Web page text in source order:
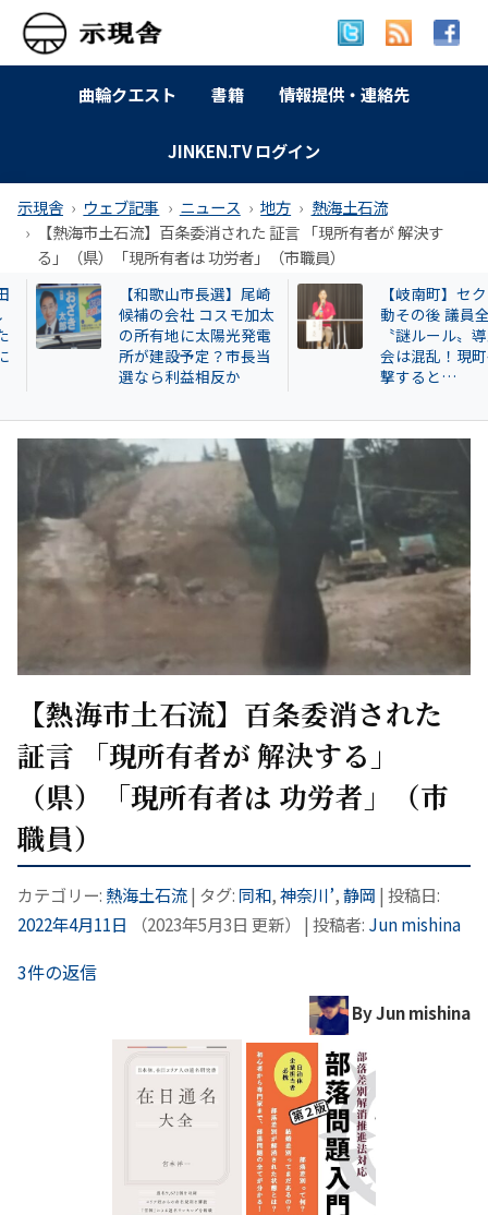
曲輪クエスト 書籍 情報提供・連絡先
JINKEN.TV ログイン
示現舎 ウェブ記事 ニュース 地方
熱海土石流
【熱海市土石流】百条委消された 証言 「現所有者が 解決す
る」（県）「現所有者は 功労者」（市職員）
【和歌山市長選】尾崎
候補の会社 コスモ加太
の所有地に太陽光発電
所が建設予定？市長当
選なら利益相反か
【岐南町】セクハ
動その後 議員全員
〝謎ルール〟導入
会は混乱！現町長
撃すると…
【熱海市土石流】百条委消された
証言 「現所有者が 解決する」
（県）「現所有者は 功労者」（市
職員）
カテゴリー: 熱海土石流| タグ: 同和,神奈川’,静岡 | 投稿日:
2022年4月11日
（2023年5月3日 更新） | 投稿者: Jun mishina
3件の返信
By Jun mishina